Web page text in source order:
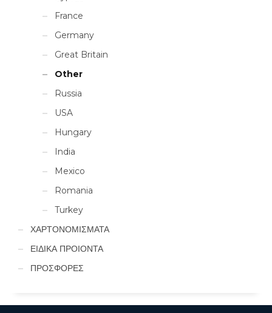
France
Germany
Great Britain
Other
Russia
USA
Hungary
India
Mexico
Romania
Turkey
ΧΑΡΤΟΝΟΜΙΣΜΑΤΑ
ΕΙΔΙΚΑ ΠΡΟΙΟΝΤΑ
ΠΡΟΣΦΟΡΕΣ